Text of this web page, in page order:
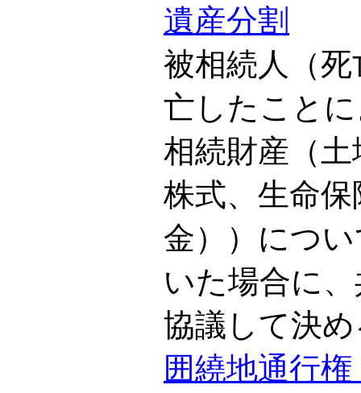
遺産分割
被相続人（
亡したこと
相続財産（
株式、生命
金））につ
いた場合に
協議して決
囲繞地通行